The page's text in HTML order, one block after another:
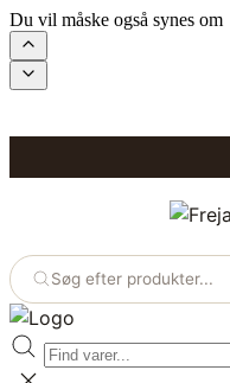
Du vil måske også synes om
Søg efter produkter...